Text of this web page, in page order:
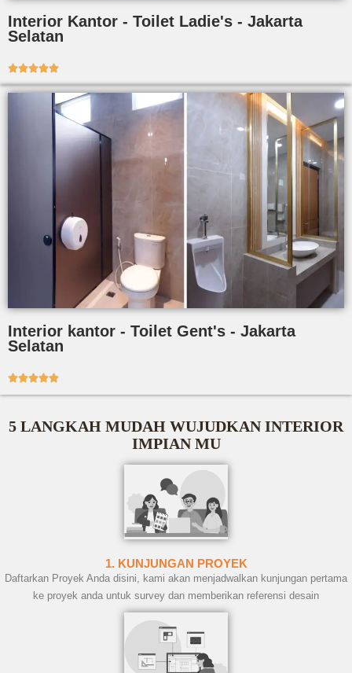
Interior Kantor - Toilet Ladie's - Jakarta
Selatan

Interior kantor - Toilet Gent's - Jakarta
Selatan

5 LANGKAH MUDAH WUJUDKAN INTERIOR
IMPIAN MU
1. KUNJUNGAN PROYEK
Daftarkan Proyek Anda disini, kami akan menjadwalkan kunjungan pertama
ke proyek anda untuk survey dan memberikan referensi desain